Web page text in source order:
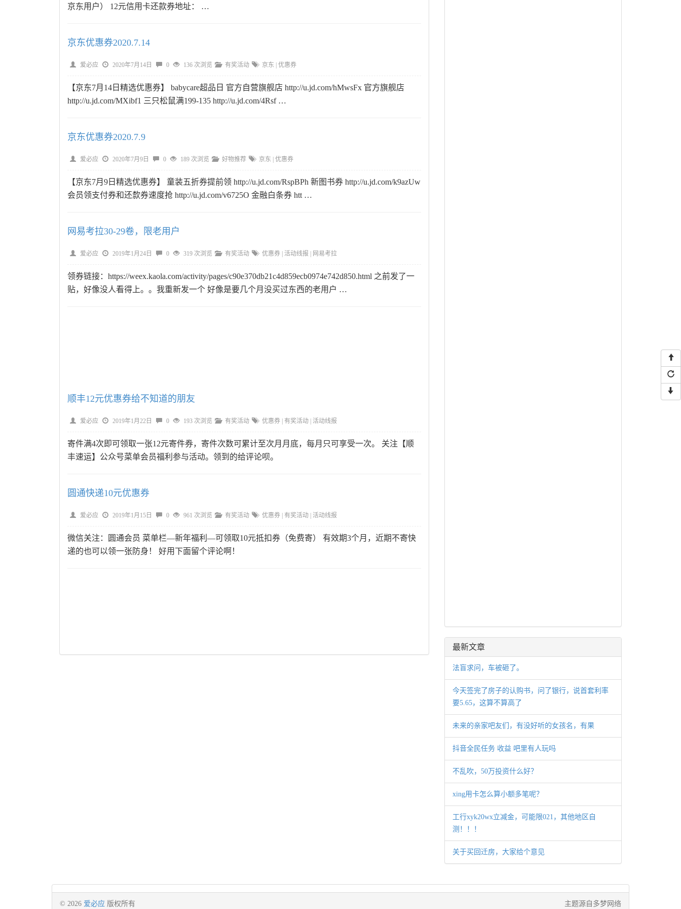
京东用户） 12元信用卡还款券地址： …
京东优惠券2020.7.14
爱必应 2020年7月14日 0 136 次浏览 有奖活动 京东 优惠券
【京东7月14日精选优惠券】 babycare超品日 官方自营旗舰店 http://u.jd.com/hMwsFx 官方旗舰店
http://u.jd.com/MXibf1 三只松鼠满199-135 http://u.jd.com/4Rsf …
京东优惠券2020.7.9
爱必应 2020年7月9日 0 189 次浏览 好物推荐 京东 优惠券
【京东7月9日精选优惠券】 童装五折券提前领 http://u.jd.com/RspBPh 新图书券 http://u.jd.com/k9azUw
会员领支付券和还歀券速度抢 http://u.jd.com/v6725O 金融白条券 htt …
网易考拉30-29卷，限老用户
爱必应 2019年1月24日 0 319 次浏览 有奖活动 优惠券 活动线报 网易考拉
领券链接：https://weex.kaola.com/activity/pages/c90e370db21c4d859ecb0974e742d850.html 之前发了一
贴，好像没人看得上。。我重新发一个 好像是要几个月没买过东西的老用户 …
顺丰12元优惠券给不知道的朋友
爱必应 2019年1月22日 0 193 次浏览 有奖活动 优惠券 有奖活动 活动线报
寄件满4次即可领取一张12元寄件券，寄件次数可累计至次月月底，每月只可享受一次。 关注【顺
丰速运】公众号菜单会员福利参与活动。领到的给评论呗。
圆通快递10元优惠券
爱必应 2019年1月15日 0 961 次浏览 有奖活动 优惠券 有奖活动 活动线报
微信关注：圆通会员 菜单栏—新年福利—可领取10元抵扣券（免费寄） 有效期3个月，近期不寄快
递的也可以领一张防身！ 好用下面留个评论啊！
最新文章
法盲求问，车被砸了。
今天签完了房子的认购书，问了银行，说首套利率
要5.65，这算不算高了
未来的亲家吧友们，有没好听的女孩名，有果
抖音全民任务 收益 吧里有人玩吗
不乱吹，50万投资什么好？
xing用卡怎么算小额多笔呢？
工行xyk20wx立减金，可能限021，其他地区自
测！！！
关于买回迁房，大家给个意见
© 2026 爱必应 版权所有 主题源自多梦网络